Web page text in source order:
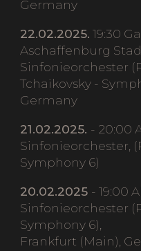
Germany
22.02.2025. 19:30
Aschaffenburg
Sinfonieorchester
Tchaikovsky -
Germany
21.02.2025. - 20:00
Sinfonieorchester,
Symphony 6)
20.02.2025 - 19:00
Sinfonieorchester
Symphony 6),
Frankfurt (Main),